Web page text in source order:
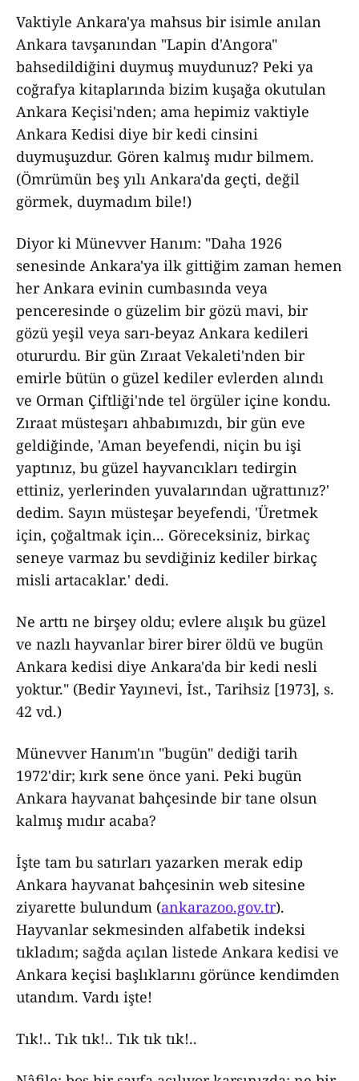
Vaktiyle Ankara'ya mahsus bir isimle anılan
Ankara tavşanından "Lapin d'Angora"
bahsedildiğini duymuş muydunuz? Peki ya
coğrafya kitaplarında bizim kuşağa okutulan
Ankara Keçisi'nden; ama hepimiz vaktiyle
Ankara Kedisi diye bir kedi cinsini
duymuşuzdur. Gören kalmış mıdır bilmem.
(Ömrümün beş yılı Ankara'da geçti, değil
görmek, duymadım bile!)
Diyor ki Münevver Hanım: "Daha 1926
senesinde Ankara'ya ilk gittiğim zaman hemen
her Ankara evinin cumbasında veya
penceresinde o güzelim bir gözü mavi, bir
gözü yeşil veya sarı-beyaz Ankara kedileri
otururdu. Bir gün Zıraat Vekaleti'nden bir
emirle bütün o güzel kediler evlerden alındı
ve Orman Çiftliği'nde tel örgüler içine kondu.
Zıraat müsteşarı ahbabımızdı, bir gün eve
geldiğinde, 'Aman beyefendi, niçin bu işi
yaptınız, bu güzel hayvancıkları tedirgin
ettiniz, yerlerinden yuvalarından uğrattınız?'
dedim. Sayın müsteşar beyefendi, 'Üretmek
için, çoğaltmak için... Göreceksiniz, birkaç
seneye varmaz bu sevdiğiniz kediler birkaç
misli artacaklar.' dedi.
Ne arttı ne birşey oldu; evlere alışık bu güzel
ve nazlı hayvanlar birer birer öldü ve bugün
Ankara kedisi diye Ankara'da bir kedi nesli
yoktur." (Bedir Yayınevi, İst., Tarihsiz [1973], s.
42 vd.)
Münevver Hanım'ın "bugün" dediği tarih
1972'dir; kırk sene önce yani. Peki bugün
Ankara hayvanat bahçesinde bir tane olsun
kalmış mıdır acaba?
İşte tam bu satırları yazarken merak edip
Ankara hayvanat bahçesinin web sitesine
ziyarette bulundum (ankarazoo.gov.tr).
Hayvanlar sekmesinden alfabetik indeksi
tıkladım; sağda açılan listede Ankara kedisi ve
Ankara keçisi başlıklarını görünce kendimden
utandım. Vardı işte!
Tık!.. Tık tık!.. Tık tık tık!..